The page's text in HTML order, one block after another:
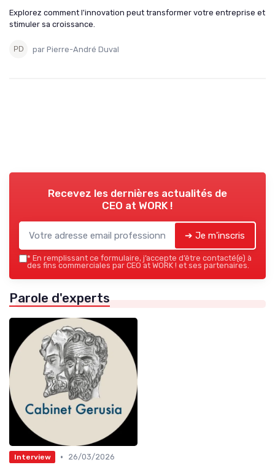
Explorez comment l'innovation peut transformer votre entreprise et
stimuler sa croissance.
par Pierre-André Duval
Recevez les dernières actualités de
CEO at WORK !
➔ Je m'inscris
* En remplissant ce formulaire, j’accepte d’être contacté(e) à
des fins commerciales par CEO at WORK ! et ses partenaires.
Parole d'experts
Interview •
26/03/2026